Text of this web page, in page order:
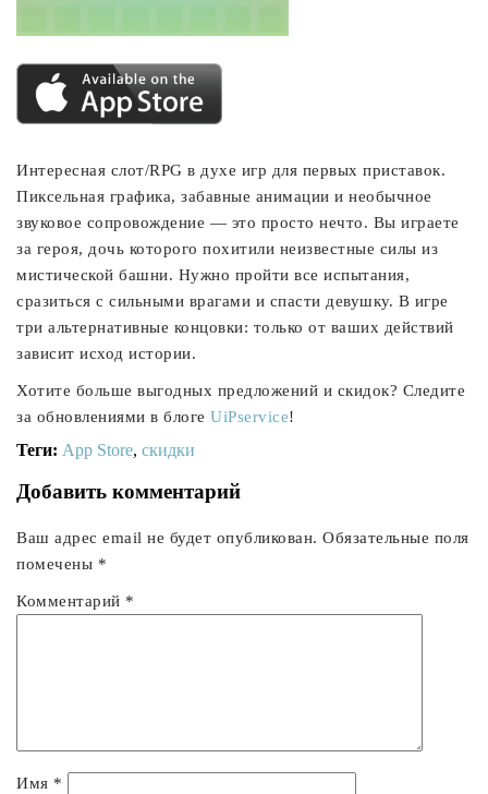
Интересная слот/RPG в духе игр для первых приставок.
Пиксельная графика, забавные анимации и необычное
звуковое сопровождение — это просто нечто. Вы играете
за героя, дочь которого похитили неизвестные силы из
мистической башни. Нужно пройти все испытания,
сразиться с сильными врагами и спасти девушку. В игре
три альтернативные концовки: только от ваших действий
зависит исход истории.
Хотите больше выгодных предложений и скидок? Следите
за обновлениями в блоге UiPservice!
Теги: App Store, скидки
Добавить комментарий
Ваш адрес email не будет опубликован. Обязательные поля
помечены *
Комментарий *
Имя *